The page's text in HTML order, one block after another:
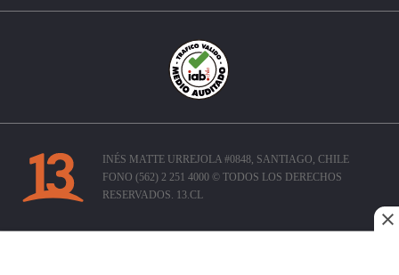
INÉS MATTE URREJOLA #0848, SANTIAGO, CHILE
FONO (562) 2 251 4000 © TODOS LOS DERECHOS
RESERVADOS. 13.CL